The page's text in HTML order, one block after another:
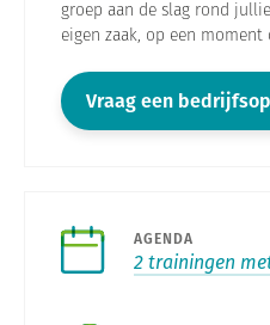
groep aan de slag rond
eigen zaak, op een moment
Vraag een
AGENDA
2 trainingen